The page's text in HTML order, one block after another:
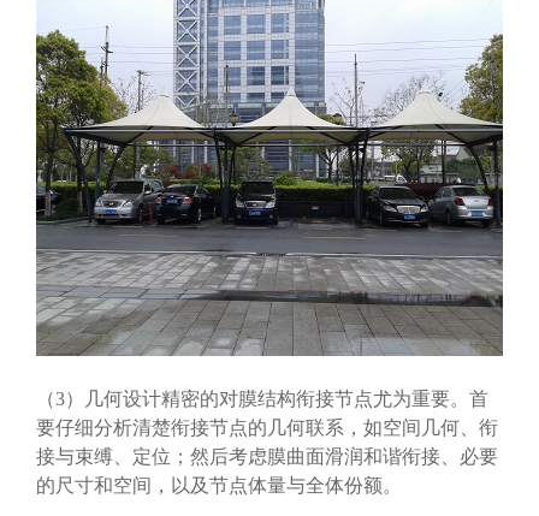
（3）几何设计精密的对膜结构衔接节点尤为重要。首
要仔细分析清楚衔接节点的几何联系，如空间几何、衔
接与束缚、定位；然后考虑膜曲面滑润和谐衔接、必要
的尺寸和空间，以及节点体量与全体份额。